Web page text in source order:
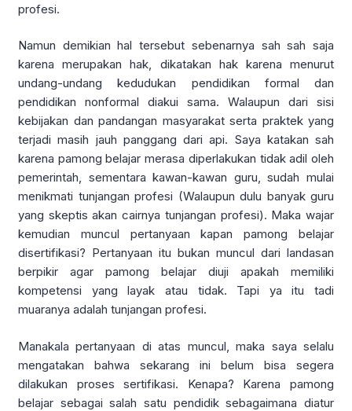
profesi.
Namun demikian hal tersebut sebenarnya sah sah saja
karena merupakan hak, dikatakan hak karena menurut
undang-undang kedudukan pendidikan formal dan
pendidikan nonformal diakui sama. Walaupun dari sisi
kebijakan dan pandangan masyarakat serta praktek yang
terjadi masih jauh panggang dari api. Saya katakan sah
karena pamong belajar merasa diperlakukan tidak adil oleh
pemerintah, sementara kawan-kawan guru, sudah mulai
menikmati tunjangan profesi (Walaupun dulu banyak guru
yang skeptis akan cairnya tunjangan profesi). Maka wajar
kemudian muncul pertanyaan kapan pamong belajar
disertifikasi? Pertanyaan itu bukan muncul dari landasan
berpikir agar pamong belajar diuji apakah memiliki
kompetensi yang layak atau tidak. Tapi ya itu tadi
muaranya adalah tunjangan profesi.
Manakala pertanyaan di atas muncul, maka saya selalu
mengatakan bahwa sekarang ini belum bisa segera
dilakukan proses sertifikasi. Kenapa? Karena pamong
belajar sebagai salah satu pendidik sebagaimana diatur